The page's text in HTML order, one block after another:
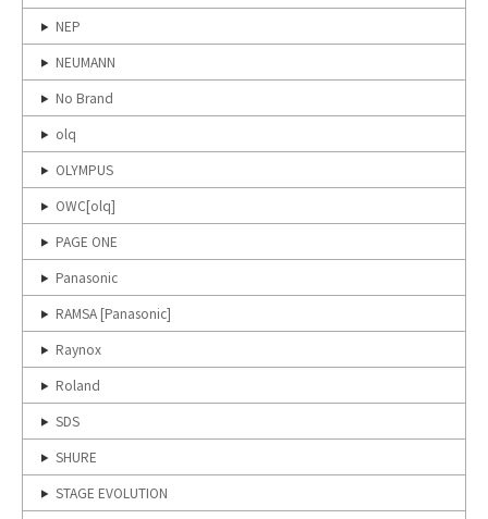
NEP
NEUMANN
No Brand
olq
OLYMPUS
OWC[olq]
PAGE ONE
Panasonic
RAMSA [Panasonic]
Raynox
Roland
SDS
SHURE
STAGE EVOLUTION